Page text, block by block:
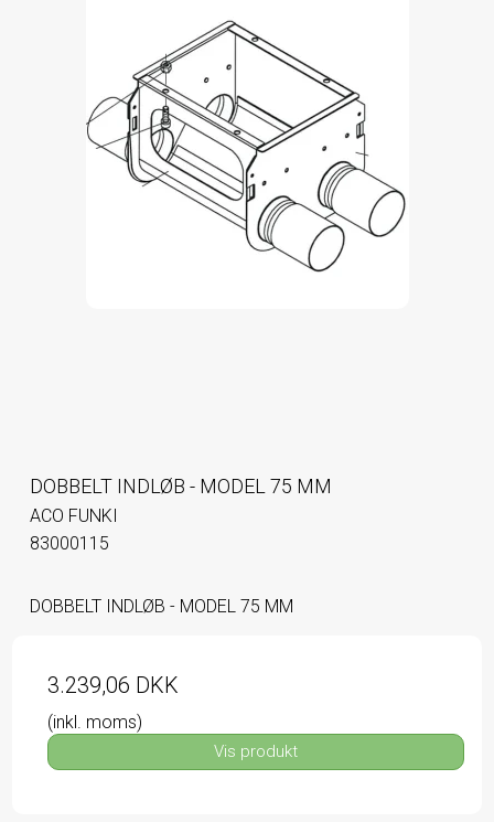
DOBBELT INDLØB - MODEL 75 MM
ACO FUNKI
83000115
DOBBELT INDLØB - MODEL 75 MM
3.239,06 DKK
(inkl. moms)
Vis produkt